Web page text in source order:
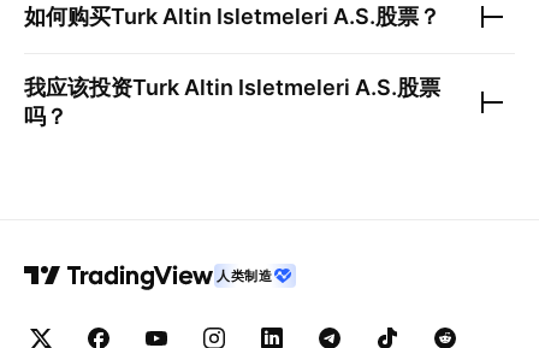
如何购买Turk Altin Isletmeleri A.S.股票？
我应该投资Turk Altin Isletmeleri A.S.股票
吗？
人类制造